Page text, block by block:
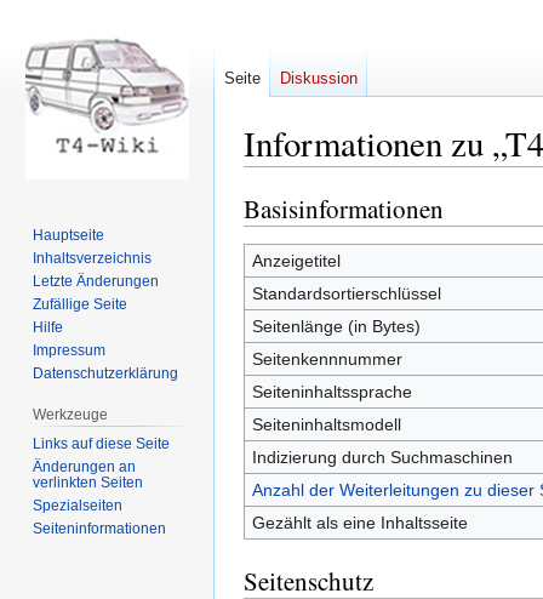
Informationen zu
Zur
Navigation
springen
Zur
Suche
springen
Basisinformationen
Anzeigetitel
Standardsortierschlüssel
Seitenlänge (in Bytes)
Seitenkennnummer
Seiteninhaltssprache
Seiteninhaltsmodell
Indizierung durch Suchmaschinen
Anzahl der Weiterleitungen zu dieser
Gezählt als eine Inhaltsseite
Seitenschutz
Seite Diskussion
Hauptseite
Inhaltsverzeichnis
Letzte Änderungen
Zufällige Seite
Hilfe
Impressum
Datenschutzerklärung
Werkzeuge
Links auf diese Seite
Änderungen an
verlinkten Seiten
Spezialseiten
Seiten­informationen